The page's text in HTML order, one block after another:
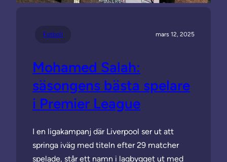
Fotboll mars 12, 2025
Mohamed Salah:
säsongens bästa spelare
i Premier League
I en ligakampanj där Liverpool ser ut att
springa iväg med titeln efter 29 matcher
spelade, står ett namn i lagbygget ut med